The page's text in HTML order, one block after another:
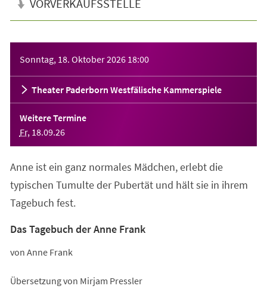
VORVERKAUFSSTELLE
Sonntag, 18. Oktober 2026 18:00
Theater Paderborn Westfälische Kammerspiele
Weitere Termine
Fr, 18.09.26
Anne ist ein ganz normales Mädchen, erlebt die
typischen Tumulte der Pubertät und hält sie in ihrem
Tagebuch fest.
Das Tagebuch der Anne Frank
von Anne Frank
Übersetzung von Mirjam Pressler